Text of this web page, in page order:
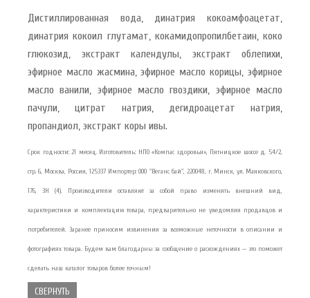
Дистиллированная вода, динатрия кокоамфоацетат,
динатрия кокоил глутамат, кокамидопропилбетаин, коко
глюкозид, экстракт календулы, экстракт облепихи,
эфирное масло жасмина, эфирное масло корицы, эфирное
масло ванили, эфирное масло гвоздики, эфирное масло
пачули, цитрат натрия, дегидроацетат натрия,
пропандиол, экстракт коры ивы.
Срок годности: 21 месяц. Изготовитель: НПО «Компас здоровья», Пятницкое шоссе д. 54/2,
стр. 6, Москва, Россия, 125337 Импортер: ООО "Веганс бай", 220048, г. Минск, ул. Маяковского,
176, 3Н (4). Производители оставляют за собой право изменять внешний вид,
характеристики и комплектацию товара, предварительно не уведомляя продавцов и
потребителей. Заранее приносим извинения за возможные неточности в описании и
фотографиях товара. Будем вам благодарны за сообщение о расхождениях — это поможет
сделать наш каталог товаров более точным!
СВЕРНУТЬ